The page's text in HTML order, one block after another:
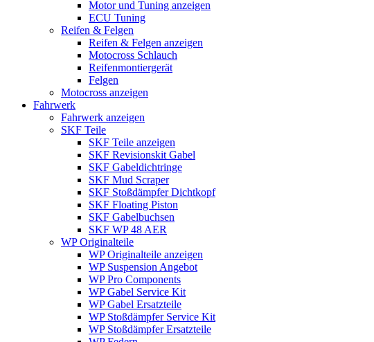
Motor und Tuning anzeigen
ECU Tuning
Reifen & Felgen
Reifen & Felgen anzeigen
Motocross Schlauch
Reifenmontiergerät
Felgen
Motocross anzeigen
Fahrwerk
Fahrwerk anzeigen
SKF Teile
SKF Teile anzeigen
SKF Revisionskit Gabel
SKF Gabeldichtringe
SKF Mud Scraper
SKF Stoßdämpfer Dichtkopf
SKF Floating Piston
SKF Gabelbuchsen
SKF WP 48 AER
WP Originalteile
WP Originalteile anzeigen
WP Suspension Angebot
WP Pro Components
WP Gabel Service Kit
WP Gabel Ersatzteile
WP Stoßdämpfer Service Kit
WP Stoßdämpfer Ersatzteile